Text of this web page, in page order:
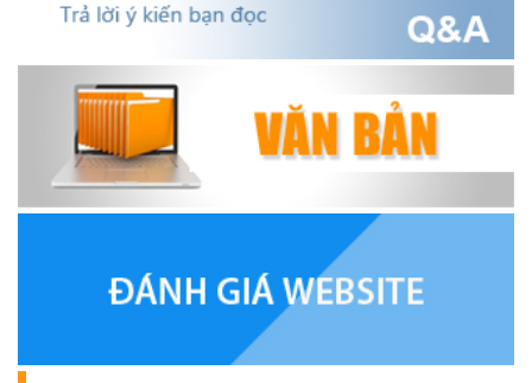
Đoàn viên thanh niên và các tầng lớp Nhân dân xã Cư M'gar tích
cực tham gia hưởng ngày hội hiến máu tình nguyện đợt II năm
(17/07/2026)
HƯỞNG ỨNG CUỘC THI TRỰC TUYẾN CỦA HỘI NÔNG DÂN XÃ
CƯ M’GAR – LAN TỎA TRI THỨC, VỮNG BƯỚC CÙNG NÔNG
DÂN VIỆT NAM!
(17/07/2026)
TRIỂN KHAI, GIAO NHIỆM VỤ TÌM KIẾM, QUY TẬP VÀ XÁC ĐỊNH
DANH TÍNH HÀI CỐT LIỆT SĨ